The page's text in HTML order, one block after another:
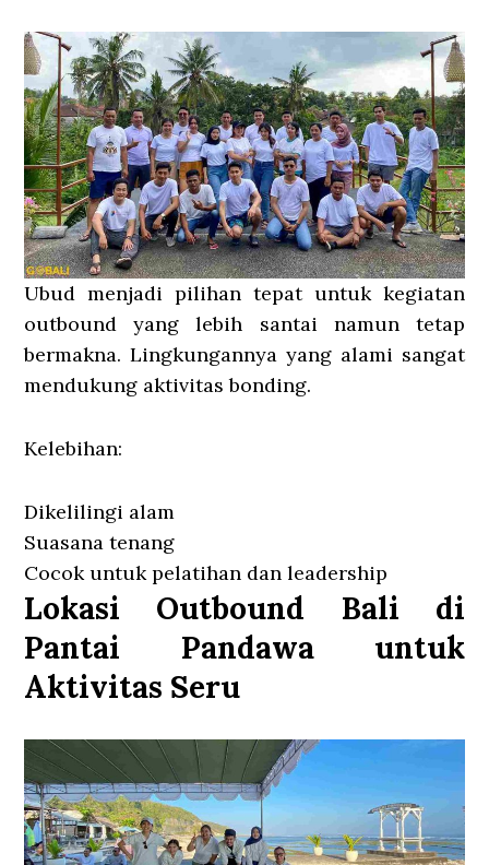
Ubud menjadi pilihan tepat untuk kegiatan
outbound yang lebih santai namun tetap
bermakna. Lingkungannya yang alami sangat
mendukung aktivitas bonding.
Kelebihan:
Dikelilingi alam
Suasana tenang
Cocok untuk pelatihan dan leadership
Lokasi Outbound Bali di
Pantai Pandawa untuk
Aktivitas Seru